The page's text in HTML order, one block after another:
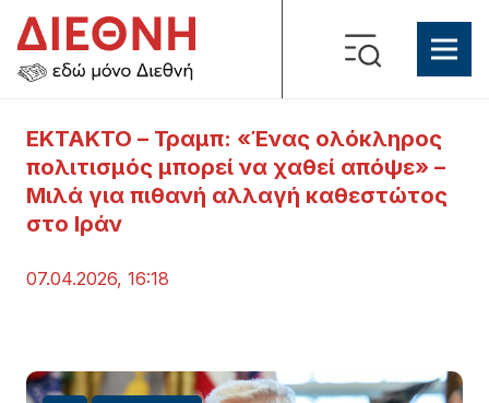
ΕΚΤΑΚΤΟ – Τραμπ: «Ένας ολόκληρος
πολιτισμός μπορεί να χαθεί απόψε» –
Μιλά για πιθανή αλλαγή καθεστώτος
στο Ιράν
07.04.2026, 16:18